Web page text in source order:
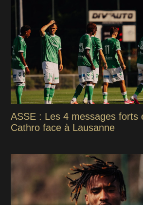
ASSE : Les 4 messages forts
Cathro face à Lausanne